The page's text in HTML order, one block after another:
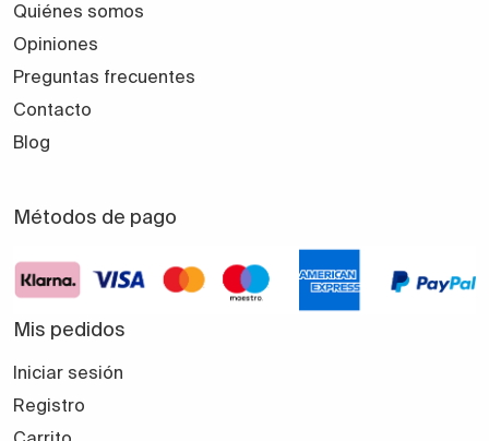
Quiénes somos
Opiniones
Preguntas frecuentes
Contacto
Blog
Métodos de pago
Mis pedidos
Iniciar sesión
Registro